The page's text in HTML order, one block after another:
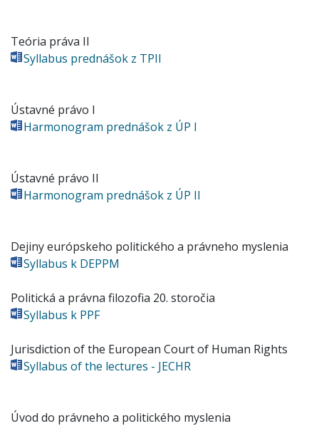
Teória práva II
Syllabus prednášok z TPII
Ústavné právo I
Harmonogram prednášok z ÚP I
Ústavné právo II
Harmonogram prednášok z ÚP II
Dejiny európskeho politického a právneho myslenia
Syllabus k DEPPM
Politická a právna filozofia 20. storočia
Syllabus k PPF
Jurisdiction of the European Court of Human Rights
Syllabus of the lectures - JECHR
Úvod do právneho a politického myslenia